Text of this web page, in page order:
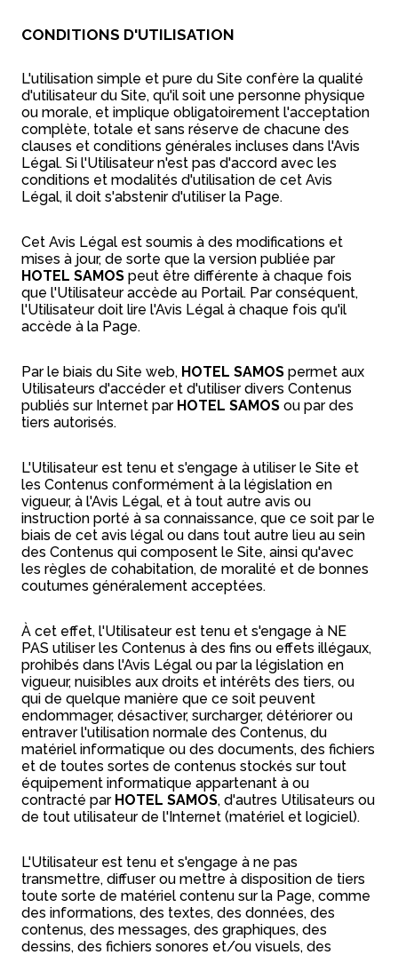
CONDITIONS D'UTILISATION
L'utilisation simple et pure du Site confère la qualité
d'utilisateur du Site, qu'il soit une personne physique
ou morale, et implique obligatoirement l'acceptation
complète, totale et sans réserve de chacune des
clauses et conditions générales incluses dans l'Avis
Légal. Si l'Utilisateur n'est pas d'accord avec les
conditions et modalités d'utilisation de cet Avis
Légal, il doit s'abstenir d'utiliser la Page.
Cet Avis Légal est soumis à des modifications et
mises à jour, de sorte que la version publiée par
HOTEL SAMOS peut être différente à chaque fois
que l'Utilisateur accède au Portail. Par conséquent,
l'Utilisateur doit lire l'Avis Légal à chaque fois qu'il
accède à la Page.
Par le biais du Site web, HOTEL SAMOS permet aux
Utilisateurs d'accéder et d'utiliser divers Contenus
publiés sur Internet par HOTEL SAMOS ou par des
tiers autorisés.
L'Utilisateur est tenu et s'engage à utiliser le Site et
les Contenus conformément à la législation en
vigueur, à l'Avis Légal, et à tout autre avis ou
instruction porté à sa connaissance, que ce soit par le
biais de cet avis légal ou dans tout autre lieu au sein
des Contenus qui composent le Site, ainsi qu'avec
les règles de cohabitation, de moralité et de bonnes
coutumes généralement acceptées.
À cet effet, l'Utilisateur est tenu et s'engage à NE
PAS utiliser les Contenus à des fins ou effets illégaux,
prohibés dans l'Avis Légal ou par la législation en
vigueur, nuisibles aux droits et intérêts des tiers, ou
qui de quelque manière que ce soit peuvent
endommager, désactiver, surcharger, détériorer ou
entraver l'utilisation normale des Contenus, du
matériel informatique ou des documents, des fichiers
et de toutes sortes de contenus stockés sur tout
équipement informatique appartenant à ou
contracté par HOTEL SAMOS, d'autres Utilisateurs ou
de tout utilisateur de l'Internet (matériel et logiciel).
L'Utilisateur est tenu et s'engage à ne pas
transmettre, diffuser ou mettre à disposition de tiers
toute sorte de matériel contenu sur la Page, comme
des informations, des textes, des données, des
contenus, des messages, des graphiques, des
dessins, des fichiers sonores et/ou visuels, des